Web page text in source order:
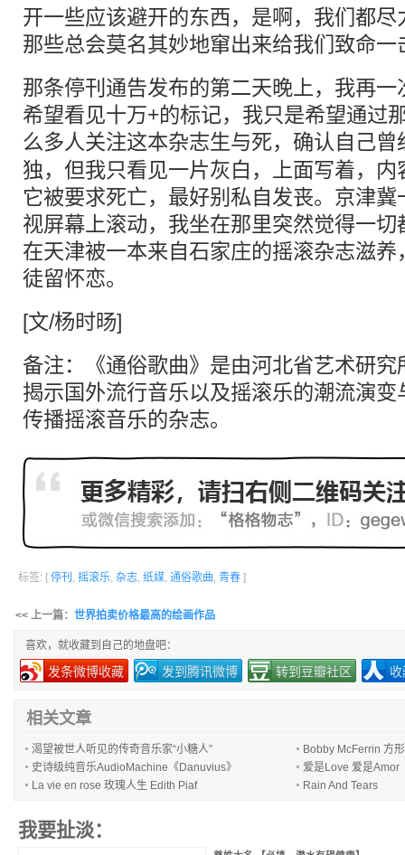
开一些应该避开的东西，是啊，我们都
那些总会莫名其妙地窜出来给我们致命一
那条停刊通告发布的第二天晚上，我再
希望看见十万+的标记，我只是希望通过
么多人关注这本杂志生与死，确认自己曾
独，但我只看见一片灰白，上面写着，
它被要求死亡，最好别私自发丧。京津
视屏幕上滚动，我坐在那里突然觉得一
在天津被一本来自石家庄的摇滚杂志滋
徒留怀恋。
[文/杨时旸]
备注：《通俗歌曲》是由河北省艺术研
揭示国外流行音乐以及摇滚乐的潮流演
传播摇滚音乐的杂志。
标签: [ 停刊 , 摇滚乐, 杂志, 纸媒, 通俗歌曲, 青春 ]
<< 上一篇： 世界拍卖价格最高的绘画作品
喜欢，就收藏到自己的地盘吧：
发条微博收藏 发到腾讯微博 转到豆瓣社区
相关文章
渴望被世人听见的传奇音乐家“小糖人”
Bobby McFerrin 方
史诗级纯音乐AudioMachine《Danuvius》
爱是Love 爱是Amor
La vie en rose 玫瑰人生 Edith Piaf
Rain And Tears
我要扯淡：